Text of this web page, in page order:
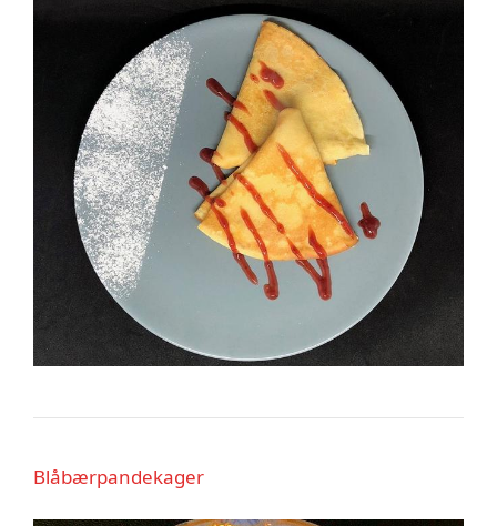
Blåbærpandekager